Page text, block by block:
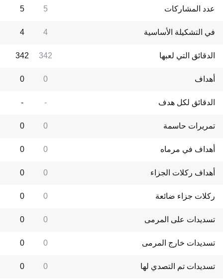
عدد المشاركات 5
5
في التشكيلة الأساسية 4
4
الدقائق التي لعبها 342
342
أهداف 0
0
الدقائق لكل هدف -
-
تمريرات حاسمة 0
0
أهداف في مرماه 0
0
أهداف ركلات الجزاء 0
0
ركلات جزاء ضائعة 0
0
تسديدات على المرمى 0
0
تسديدات خارج المرمى 0
0
تسديدات تم التصدي لها 0
0